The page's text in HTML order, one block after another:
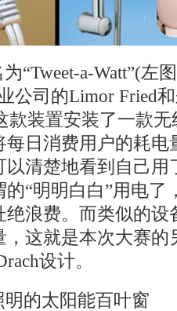
“Tweet-a-Watt”(左
公司的Limor Fried
款装置安装了一款
日消费用户的耗电
以清楚地看到自己用
“明明白白”用电了
绝浪费。而类似的设
这就是本次大赛的
设计。
的太阳能百叶窗